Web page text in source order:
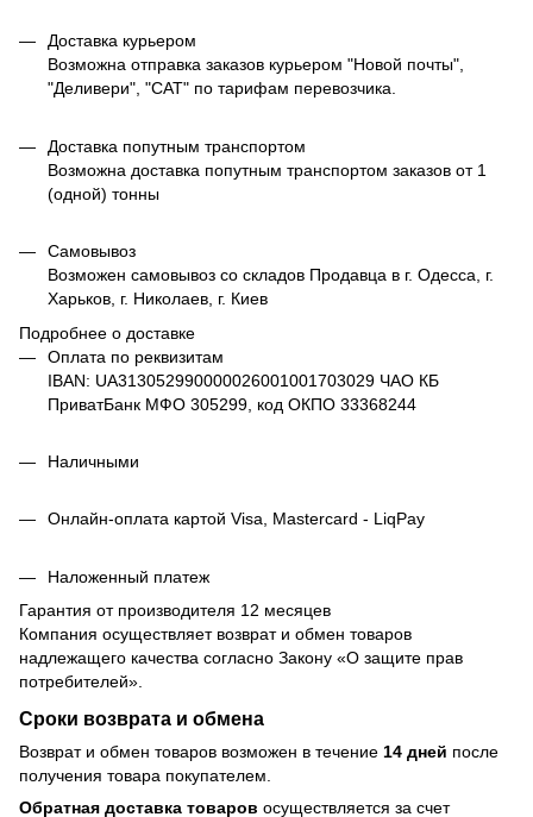
Доставка курьером
Возможна отправка заказов курьером "Новой почты",
"Деливери", "САТ" по тарифам перевозчика.
Доставка попутным транспортом
Возможна доставка попутным транспортом заказов от 1
(одной) тонны
Самовывоз
Возможен самовывоз со складов Продавца в г. Одесса, г.
Харьков, г. Николаев, г. Киев
Подробнее о доставке
Оплата по реквизитам
IBAN: UA313052990000026001001703029 ЧАО КБ
ПриватБанк МФО 305299, код ОКПО 33368244
Наличными
Онлайн-оплата картой Visa, Mastercard - LiqPay
Наложенный платеж
Гарантия от производителя 12 месяцев
Компания осуществляет возврат и обмен товаров
надлежащего качества согласно Закону «О защите прав
потребителей»
Сроки возврата и обмена
Возврат и обмен товаров возможен в течение 14 дней после
получения товара покупателем.
Обратная доставка товаров осуществляется за счет